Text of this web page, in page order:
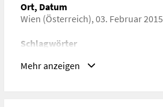
Ort, Datum
Wien (Österreich), 03. Februar 2015
Schlagwörter
Mehr anzeigen